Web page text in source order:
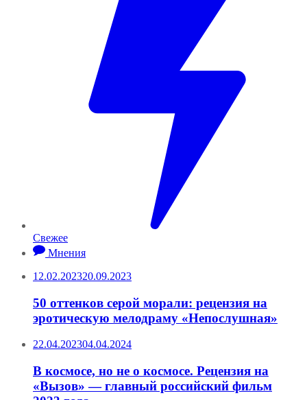
Свежее
Мнения
12.02.202320.09.2023
50 оттенков серой морали: рецензия на
эротическую мелодраму «Непослушная»
22.04.202304.04.2024
В космосе, но не о космосе. Рецензия на
«Вызов» — главный российский фильм